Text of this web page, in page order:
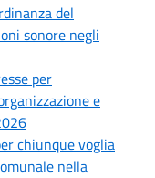
del
sonore negli
per
e
chiunque voglia
nella